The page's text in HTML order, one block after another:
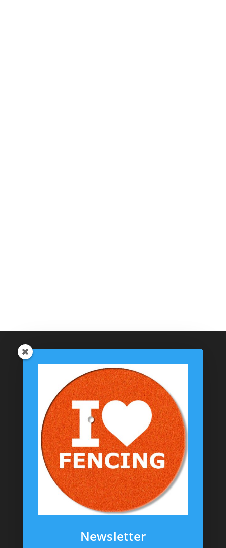
Catégories de produits
Coussinets Personnalisés
T-shirts
Chaussettes
Goodies
Informations
Messagerie Facebook
Mentions Légales
Politique de confidentialité
Newsletter